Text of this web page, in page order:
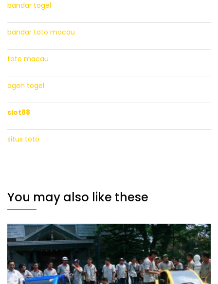
bandar togel
bandar toto macau
toto macau
agen togel
slot88
situs toto
You may also like these